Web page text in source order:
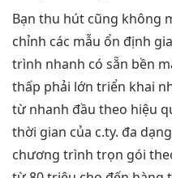
Bạn thu hút cũng không
chỉnh các mẫu ổn định
trình nhanh có sẵn bền
thấp phải lớn triển khai
từnhanh đầu theo hiệu
thời gian của c.ty. đa dạng
chương trình trọn gói